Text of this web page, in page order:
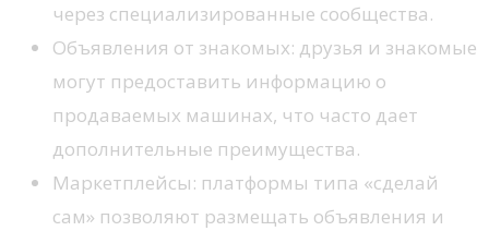
через специализированные сообщества.
Объявления от знакомых: друзья и знакомые
могут предоставить информацию о
продаваемых машинах, что часто дает
дополнительные преимущества.
Маркетплейсы: платформы типа «сделай
сам» позволяют размещать объявления и